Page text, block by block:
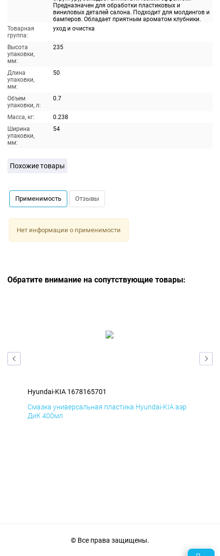
Предназначен для обработки пластиковых и
виниловых деталей салона. Подходит для молдингов и
бамперов. Обладает приятным ароматом клубники.
Товарная
группа:
уход и очистка
Высота
упаковки,
мм:
235
Длина
упаковки,
мм:
50
Объем
упаковки, л:
0.7
Масса, кг:
0.238
Ширина
упаковки,
мм:
54
Похожие товары
Применимость Отзывы
Нет информации о применимости
Обратите внимание на сопутствующие товары:
Hyundai-KIA 1678165701
Смазка универсальная пластика Hyundai-KIA аэр
ДиК 400мл
© Все права защищены.